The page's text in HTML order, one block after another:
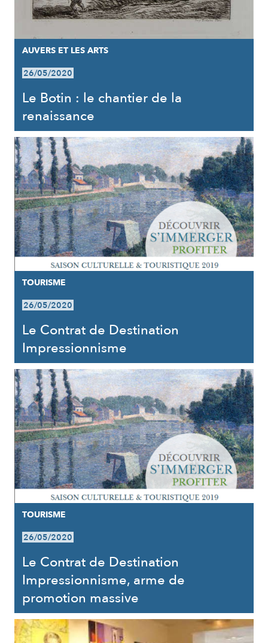
AUVERS ET LES ARTS
26/05/2020
Le Botin : le chantier de la
renaissance
TOURISME
26/05/2020
Le Contrat de Destination
Impressionnisme
TOURISME
26/05/2020
Le Contrat de Destination
Impressionnisme, arme de
promotion massive